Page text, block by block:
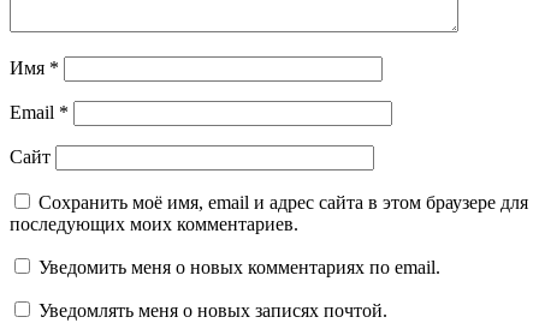
Имя *
Email *
Сайт
Сохранить моё имя, email и адрес сайта в этом браузере для
последующих моих комментариев.
Уведомить меня о новых комментариях по email.
Уведомлять меня о новых записях почтой.